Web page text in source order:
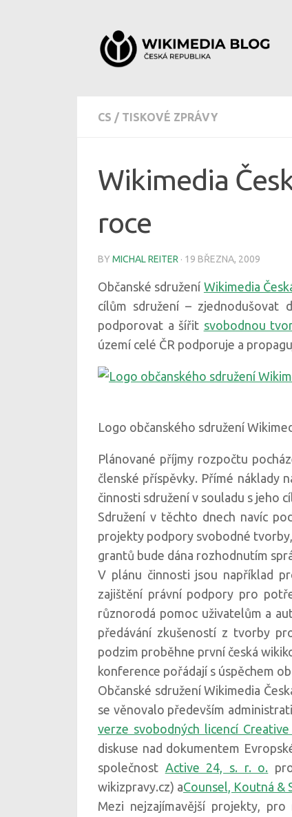
CS / TISKOVÉ ZPRÁVY
Wikimedia
roce
BY MICHAL REITER · 19 BŘEZNA, 2009
Občanské sdružení Wikimedia
cílům sdružení – zjednodušovat
podporovat a šířit svobodnou
území celé ČR podporuje a
Logo občanského sdružení
Plánované příjmy rozpočtu
členské příspěvky. Přímé náklady
činnosti sdružení v souladu s jeho
Sdružení v těchto dnech navíc
projekty podpory svobodné
grantů bude dána rozhodnutím
V plánu činnosti jsou například
zajištění právní podpory pro
různorodá pomoc uživatelům a
předávání zkušeností z tvorby
podzim proběhne první česká
konference pořádají s úspěchem
Občanské sdružení Wikimedia
se věnovalo především
verze svobodných licencí
diskuse nad dokumentem
společnost Active 24, s. r. o.
wikizpravy.cz) aCounsel, Koutná &
Mezi nejzajímavější projekty,